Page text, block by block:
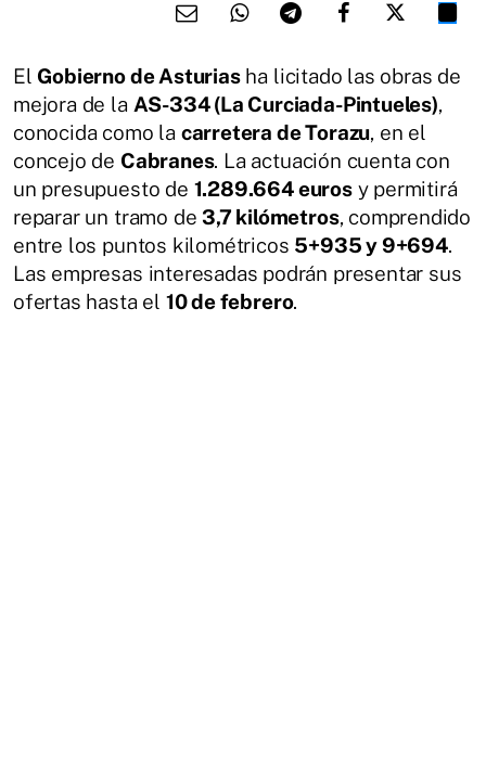
El Gobierno de Asturiasha licitado las obras de
mejora de la AS-334 (La Curciada-Pintueles),
conocida como la carretera de Torazu, en el
concejo de Cabranes. La actuación cuenta con
un presupuesto de 1.289.664 eurosy permitirá
reparar un tramo de 3,7 kilómetros, comprendido
entre los puntos kilométricos 5+935 y 9+694.
Las empresas interesadas podrán presentar sus
ofertas hasta el 10 de febrero.